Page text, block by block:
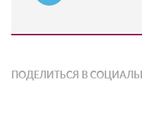
ПОДЕЛИТЬСЯ В